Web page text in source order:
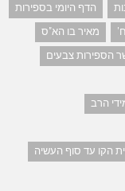
הדף היומי בספירות
מאיר בו הא"ס
הספירות צבעים
הרב
הקו עד סוף העשיה